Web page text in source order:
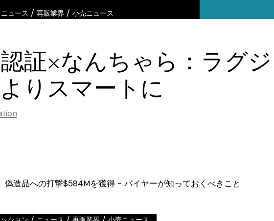
ニュース / 再販業界 / 小売ニュース
証×なんちゃら：ラグ
りスマートに